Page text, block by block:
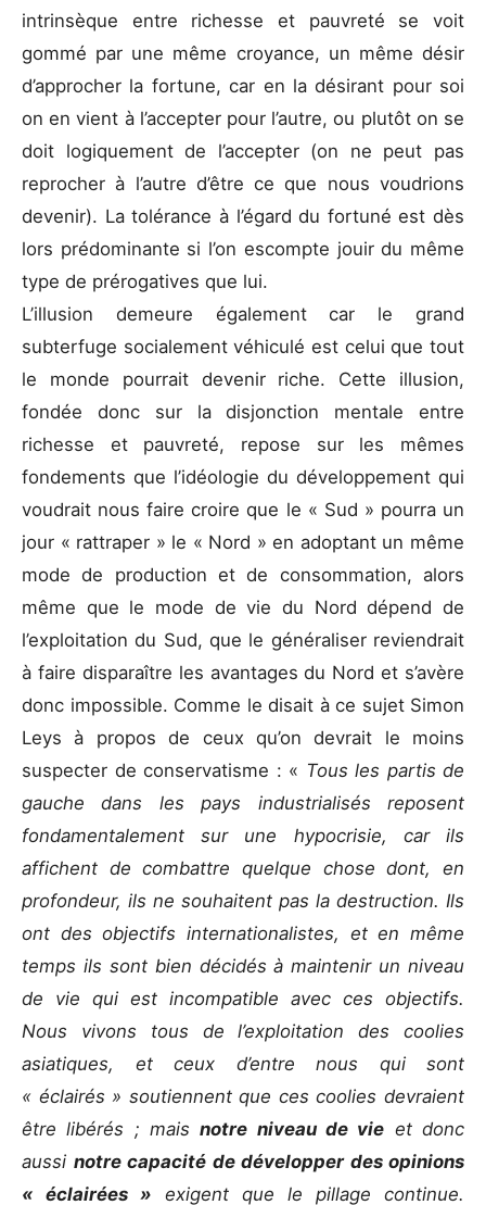
intrinsèque entre richesse et pauvreté se voit
gommé par une même croyance, un même désir
d’approcher la fortune, car en la désirant pour soi
on en vient à l’accepter pour l’autre, ou plutôt on se
doit logiquement de l’accepter (on ne peut pas
reprocher à l’autre d’être ce que nous voudrions
devenir). La tolérance à l’égard du fortuné est dès
lors prédominante si l’on escompte jouir du même
type de prérogatives que lui.
L’illusion demeure également car le grand
subterfuge socialement véhiculé est celui que tout
le monde pourrait devenir riche. Cette illusion,
fondée donc sur la disjonction mentale entre
richesse et pauvreté, repose sur les mêmes
fondements que l’idéologie du développement qui
voudrait nous faire croire que le « Sud » pourra un
jour « rattraper » le « Nord » en adoptant un même
mode de production et de consommation, alors
même que le mode de vie du Nord dépend de
l’exploitation du Sud, que le généraliser reviendrait
à faire disparaître les avantages du Nord et s’avère
donc impossible. Comme le disait à ce sujet Simon
Leys à propos de ceux qu’on devrait le moins
suspecter de conservatisme : « Tous les partis de
gauche dans les pays industrialisés reposent
fondamentalement sur une hypocrisie, car ils
affichent de combattre quelque chose dont, en
profondeur, ils ne souhaitent pas la destruction. Ils
ont des objectifs internationalistes, et en même
temps ils sont bien décidés à maintenir un niveau
de vie qui est incompatible avec ces objectifs.
Nous vivons tous de l’exploitation des coolies
asiatiques, et ceux d’entre nous qui sont
« éclairés » soutiennent que ces coolies devraient
être libérés ; maisnotre niveau de vie et donc
aussi notre capacité de développer des opinions
« éclairées » exigent que le pillage continue.